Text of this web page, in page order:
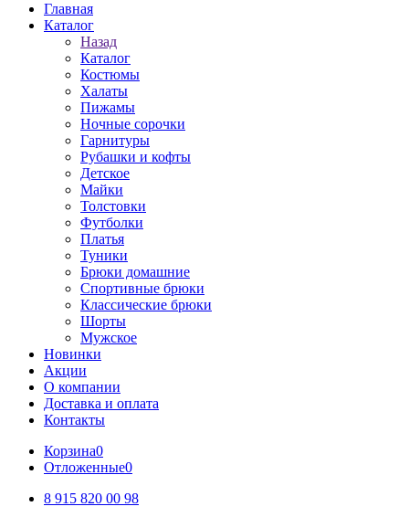
Главная
Каталог
Назад
Каталог
Костюмы
Халаты
Пижамы
Ночные сорочки
Гарнитуры
Рубашки и кофты
Детское
Майки
Толстовки
Футболки
Платья
Туники
Брюки домашние
Спортивные брюки
Классические брюки
Шорты
Мужское
Новинки
Акции
О компании
Доставка и оплата
Контакты
Корзина0
Отложенные0
8 915 820 00 98